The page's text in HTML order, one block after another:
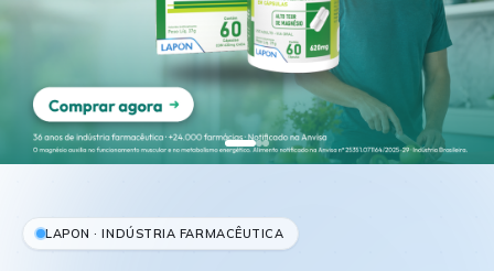
LAPON · INDÚSTRIA FARMACÊUTICA